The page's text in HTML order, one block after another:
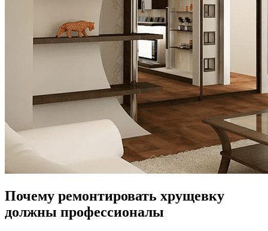
Почему ремонтировать хрущевку
должны профессионалы